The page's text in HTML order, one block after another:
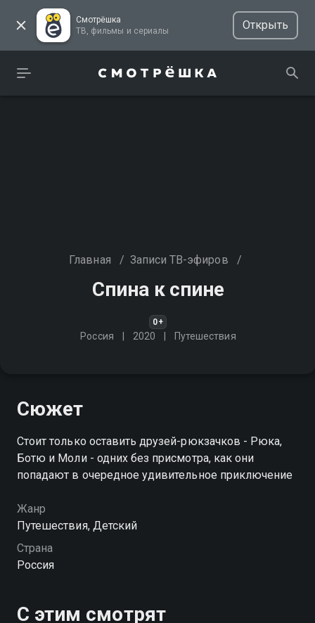
Смотрёшка
ТВ, фильмы и сериалы
Открыть
Главная / Записи ТВ-эфиров /
Спина к спине
0+
Россия 2020 Путешествия
Сюжет
Стоит только оставить друзей-рюкзачков - Рюка,
Ботю и Моли - одних без присмотра, как они
попадают в очередное удивительное приключение
Жанр
Путешествия, Детский
Страна
Россия
С этим смотрят